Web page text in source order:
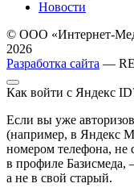
Новости
© ООО «Интернет-
2026
Разработка сайта —
Как войти с Яндекс
Если вы уже
(например, в Яндекс
номером телефона,
в профиле
а не в свой старый.